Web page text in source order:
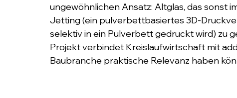
ungewöhnlichen Ansatz: Altglas, das sonst
Jetting (ein pulverbettbasiertes 3D-
selektiv in ein Pulverbett gedruckt wird) zu
Projekt verbindet Kreislaufwirtschaft mit
Baubranche praktische Relevanz haben